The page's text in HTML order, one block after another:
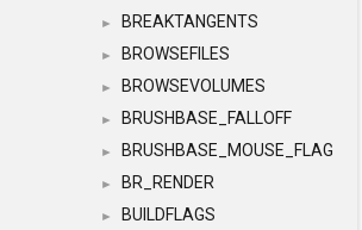
► BREAKTANGENTS
► BROWSEFILES
► BROWSEVOLUMES
► BRUSHBASE_FALLOFF
► BRUSHBASE_MOUSE_FLAG
► BR_RENDER
► BUILDFLAGS